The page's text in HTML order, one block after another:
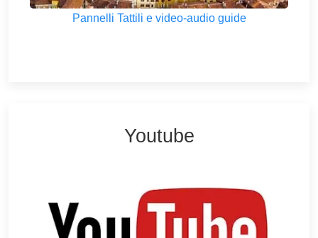
Pannelli Tattili e video-audio guide
Youtube